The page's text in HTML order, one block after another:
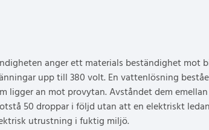
anger ett materials beständighet mot
upp till 380 volt. En vattenlösning
ligger an mot provytan. Avståndet dem
50 droppar i följd utan att en elektriskt
utrustning i fuktig miljö.